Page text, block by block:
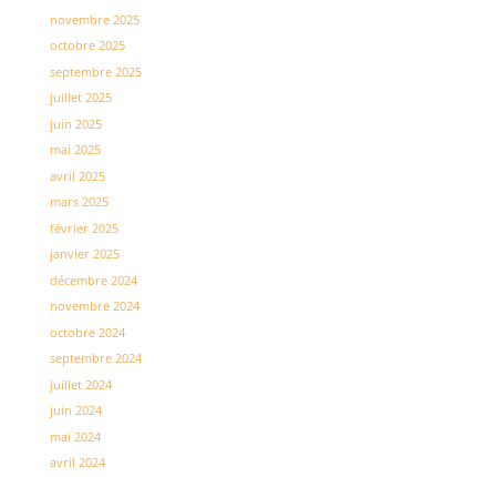
novembre 2025
octobre 2025
septembre 2025
juillet 2025
juin 2025
mai 2025
avril 2025
mars 2025
février 2025
janvier 2025
décembre 2024
novembre 2024
octobre 2024
septembre 2024
juillet 2024
juin 2024
mai 2024
avril 2024